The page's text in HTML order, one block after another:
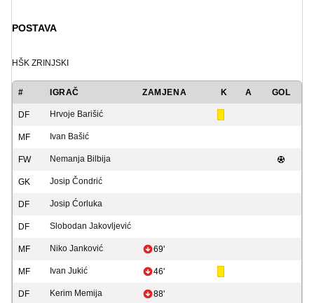
POSTAVA
HŠK ZRINJSKI
# IGRAČ ZAMJENA K A GOL
DF Hrvoje Barišić
MF Ivan Bašić
FW Nemanja Bilbija
GK Josip Čondrić
DF Josip Ćorluka
DF Slobodan Jakovljević
MF Niko Janković 69'
MF Ivan Jukić 46'
DF Kerim Memija 88'